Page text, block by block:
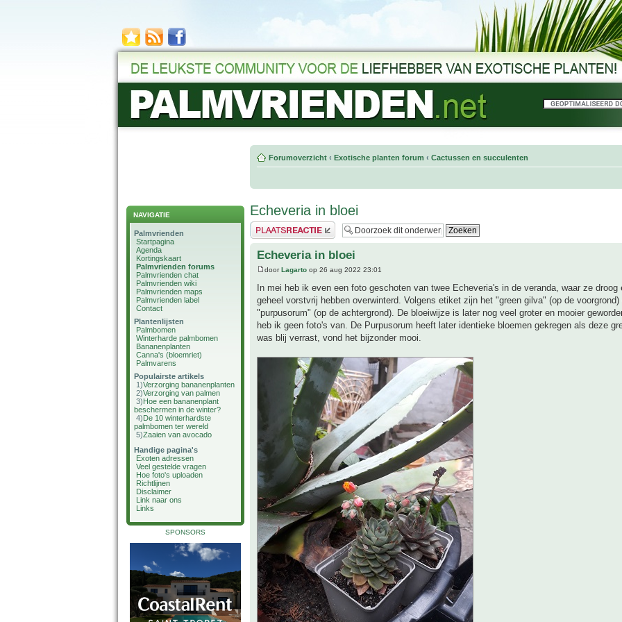
NAVIGATIE
Palmvrienden
Startpagina
Agenda
Kortingskaart
Palmvrienden forums
Palmvrienden chat
Palmvrienden wiki
Palmvrienden maps
Palmvrienden label
Contact
Plantenlijsten
Palmbomen
Winterharde palmbomen
Bananenplanten
Canna's (bloemriet)
Palmvarens
Populairste artikels
1)Verzorging bananenplanten
2)Verzorging van palmen
3)Hoe een bananenplant
beschermen in de winter?
4)De 10 winterhardste
palmbomen ter wereld
5)Zaaien van avocado
Handige pagina's
Exoten adressen
Veel gestelde vragen
Hoe foto's uploaden
Richtlijnen
Disclaimer
Link naar ons
Links
SPONSORS
Forumoverzicht ‹ Exotische planten forum ‹ Cactussen en succulenten
Echeveria in bloei
Plaats een reactie
Echeveria in bloei
doorLagarto op 26 aug 2022 23:01
In mei heb ik even een foto geschoten van twee Echeveria's in de veranda, waar ze droog
geheel vorstvrij hebben overwinterd. Volgens etiket zijn het "green gilva" (op de voorgrond)
"purpusorum" (op de achtergrond). De bloeiwijze is later nog veel groter en mooier
heb ik geen foto's van. De Purpusorum heeft later identieke bloemen gekregen als deze
was blij verrast, vond het bijzonder mooi.